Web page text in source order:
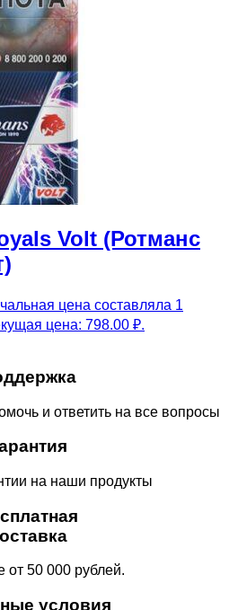
Volt (Ротманс
цена составляла 1
цена: 798.00 ₽.
и ответить на все вопросы
на наши продукты
от 50 000 рублей.
условия